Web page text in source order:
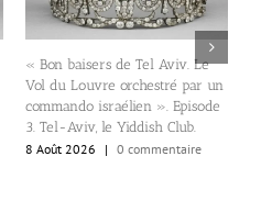
« Bon baisers de Tel Aviv. Le
Vol du Louvre orchestré par un
commando israélien ». Episode
3. Tel-Aviv, le Yiddish Club.
8 Août 2026
| 0 commentaire